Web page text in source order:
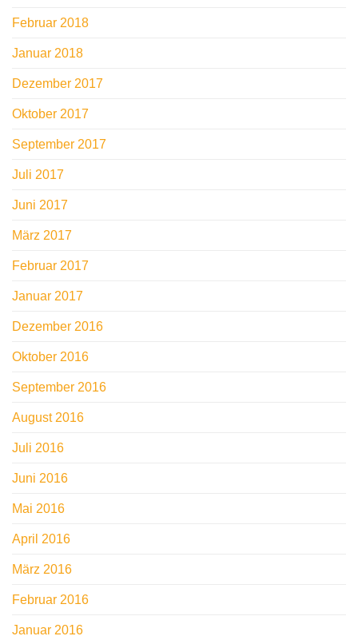
Februar 2018
Januar 2018
Dezember 2017
Oktober 2017
September 2017
Juli 2017
Juni 2017
März 2017
Februar 2017
Januar 2017
Dezember 2016
Oktober 2016
September 2016
August 2016
Juli 2016
Juni 2016
Mai 2016
April 2016
März 2016
Februar 2016
Januar 2016